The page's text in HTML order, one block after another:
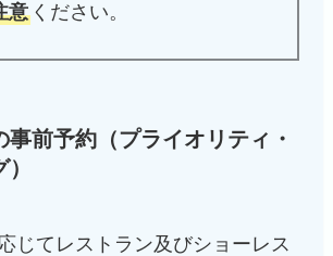
意 ください。
事前予約（プライオリティ・
じてレストラン及びショーレス